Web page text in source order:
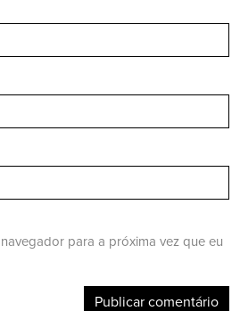
para a próxima vez que eu